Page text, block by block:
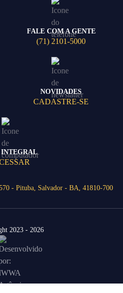
FALE COM A GENTE
(71) 2101-5000
NOVIDADES
CADASTRE-SE
INTEGRAL
- Pituba, Salvador - BA, 41810-700
2023 - 2026